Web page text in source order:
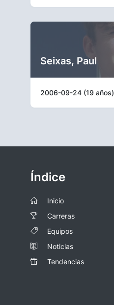
Seixas, Paul
2006-09-24 (19 años)
Índice
Inicio
Carreras
Equipos
Noticias
Tendencias